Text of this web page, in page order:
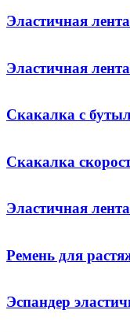
Эластичная
Эластичная
Скакалка с
Скакалка
Эластичная
Ремень для
Эспандер